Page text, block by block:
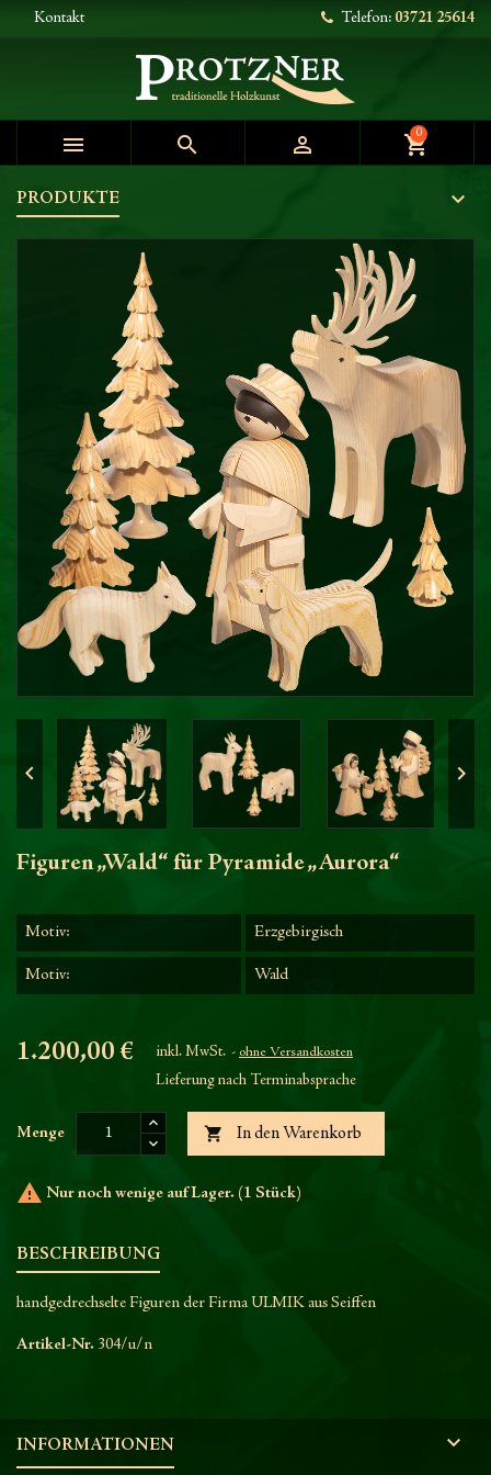
Kontakt Telefon: 03721 25614
   shopping_cart
0
PRODUKTE
 
Figuren „Wald“ für Pyramide „Aurora“
Motiv: Erzgebirgisch
Motiv: Wald
1.200,00 € inkl. MwSt. ohne Versandkosten
Lieferung nach Terminabsprache
Menge  In den Warenkorb
 Nur noch wenige auf Lager. (1 Stück)
BESCHREIBUNG
handgedrechselte Figuren der Firma ULMIK aus Seiffen
Artikel-Nr. 304/u/n
INFORMATIONEN 